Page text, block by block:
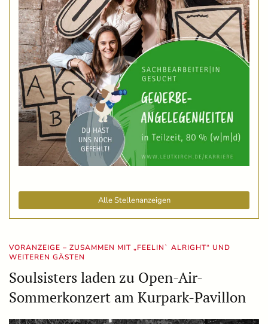
Alle Stellenanzeigen
VORANZEIGE – ZUSAMMEN MIT „FEELIN` ALRIGHT“ UND
WEITEREN GÄSTEN
Soulsisters laden zu Open-Air-
Sommerkonzert am Kurpark-Pavillon